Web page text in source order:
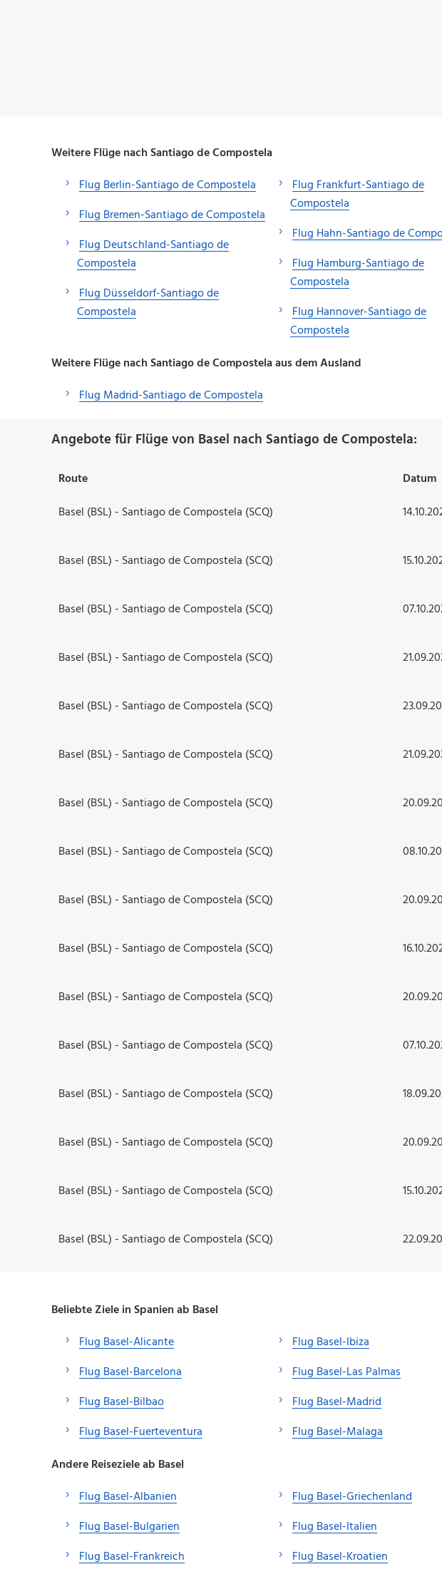
Weitere Flüge nach Santiago de Compostela
Flug Berlin-Santiago de Compostela
Flug Bremen-Santiago de Compostela
Flug Deutschland-Santiago de
Compostela
Flug Düsseldorf-Santiago de
Compostela
Flug Frankfurt-Santiago de
Compostela
Flug Hahn-Santiago de
Flug Hamburg-Santiago de
Compostela
Flug Hannover-Santiago de
Compostela
Weitere Flüge nach Santiago de Compostela aus dem Ausland
Flug Madrid-Santiago de Compostela
Angebote für Flüge von Basel nach Santiago de Compostela:
Route Datum
Basel (BSL) - Santiago de Compostela (SCQ)
Basel (BSL) - Santiago de Compostela (SCQ)
Basel (BSL) - Santiago de Compostela (SCQ)
Basel (BSL) - Santiago de Compostela (SCQ)
Basel (BSL) - Santiago de Compostela (SCQ)
Basel (BSL) - Santiago de Compostela (SCQ)
Basel (BSL) - Santiago de Compostela (SCQ)
Basel (BSL) - Santiago de Compostela (SCQ)
Basel (BSL) - Santiago de Compostela (SCQ)
Basel (BSL) - Santiago de Compostela (SCQ)
Basel (BSL) - Santiago de Compostela (SCQ)
Basel (BSL) - Santiago de Compostela (SCQ)
Basel (BSL) - Santiago de Compostela (SCQ)
Basel (BSL) - Santiago de Compostela (SCQ)
Basel (BSL) - Santiago de Compostela (SCQ)
Basel (BSL) - Santiago de Compostela (SCQ)
Beliebte Ziele in Spanien ab Basel
Flug Basel-Alicante
Flug Basel-Barcelona
Flug Basel-Bilbao
Flug Basel-Fuerteventura
Flug Basel-Ibiza
Flug Basel-Las Palmas
Flug Basel-Madrid
Flug Basel-Malaga
Andere Reiseziele ab Basel
Flug Basel-Albanien
Flug Basel-Bulgarien
Flug Basel-Frankreich
Flug Basel-Griechenland
Flug Basel-Italien
Flug Basel-Kroatien